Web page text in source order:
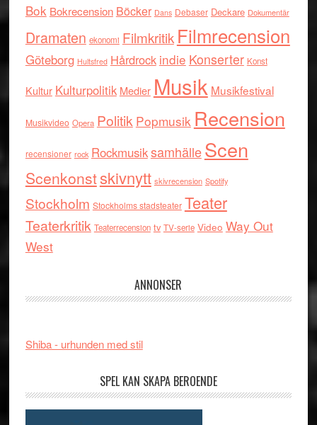
Bok Bokrecension Böcker Dans Debaser Deckare Dokumentär
Dramaten ekonomi Filmkritik Filmrecension
Göteborg Hultsfred Hårdrock indie Konserter Konst
Kultur Kulturpolitik Medier Musik Musikfestival
Musikvideo Opera Politik Popmusik Recension
recensioner rock RockmusiksamhälleScen
Scenkonstskivnytt skivrecension Spotify
Stockholm Stockholms stadsteater Teater
Teaterkritik Teaterrecension tv TV-serie Video Way Out
West
ANNONSER
Shiba - urhunden med stil
SPEL KAN SKAPA BEROENDE